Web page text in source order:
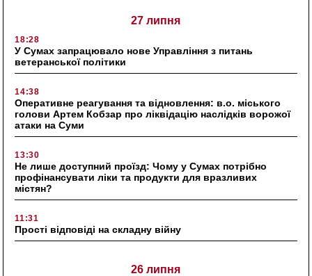
27 липня
18:28
У Сумах запрацювало нове Управління з питань
ветеранської політики
14:38
Оперативне реагування та відновлення: в.о. міського
голови Артем Кобзар про ліквідацію наслідків ворожої
атаки на Суми
13:30
Не лише доступний проїзд: Чому у Сумах потрібно
профінансувати ліки та продукти для вразливих
містян?
11:31
Прості відповіді на складну війну
26 липня